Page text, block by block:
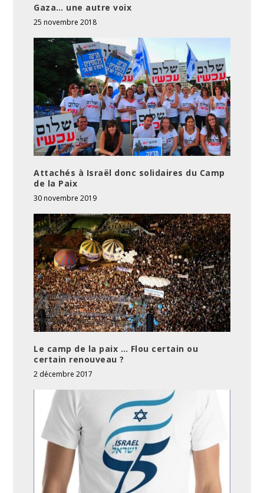
Gaza… une autre voix
25 novembre 2018
Attachés à Israël donc solidaires du Camp
de la Paix
30 novembre 2019
Le camp de la paix … Flou certain ou
certain renouveau ?
2 décembre 2017